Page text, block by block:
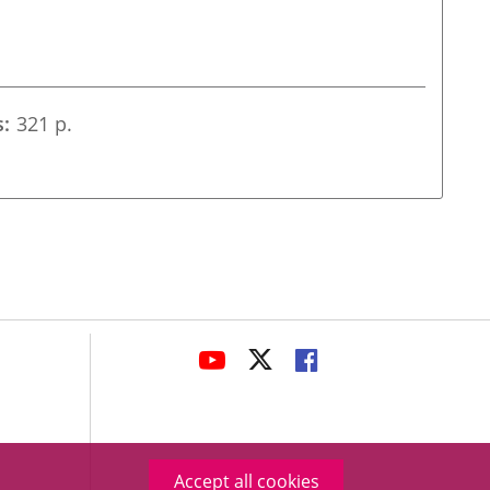
Accept all cookies
321 p.
LINK
APPLICATION.
LINK
APPLICATION.
LINK
APPLICATION.